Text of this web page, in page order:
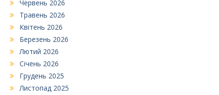
Червень 2026
Травень 2026
Квітень 2026
Березень 2026
Лютий 2026
Січень 2026
Грудень 2025
Листопад 2025